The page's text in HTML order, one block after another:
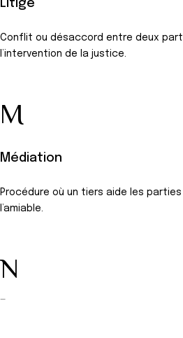
Litige
Conflit ou désaccord entre deux
l’intervention de la justice.
M
Médiation
Procédure où un tiers aide les
l’amiable.
N
—